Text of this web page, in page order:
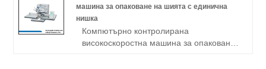
машина за опаковане на шията с единична
нишка
Компютърно контролирана
високоскоростна машина за опаковане